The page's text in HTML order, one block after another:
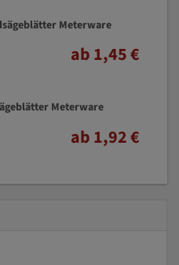
Meterware
ab 1,45 €
Meterware
ab 1,92 €